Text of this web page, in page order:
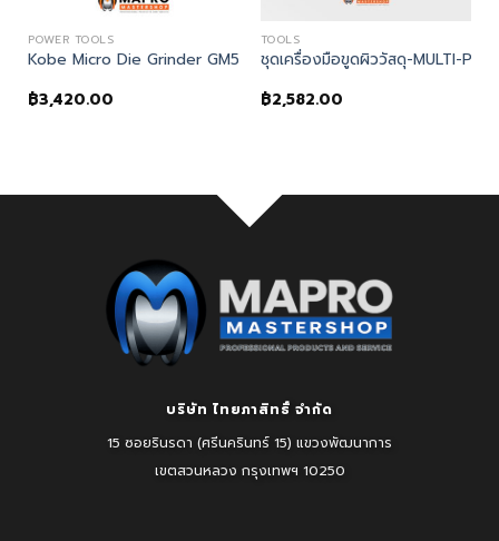
POWER TOOLS
Kobe Micro Die Grinder GM5603
฿3,420.00
TOOLS
ชุดเครื่องมือขูดผิววัสดุ-MULTI-
฿2,582.00
Drill ปืนลมต่อหัวสว่าน
บริษัท ไทยภาสิทธิ์ จำกัด
15 ซอยรินรดา (ศรีนครินทร์ 15) แขวงพัฒนาการ
เขตสวนหลวง กรุงเทพฯ 10250